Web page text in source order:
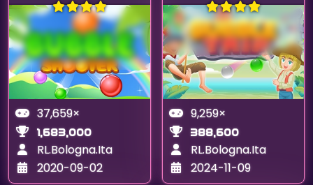
37,659×
1,683,000
RL.Bologna.Ita
2020-09-02
9,259×
388,600
RL.Bologna.Ita
2024-11-09